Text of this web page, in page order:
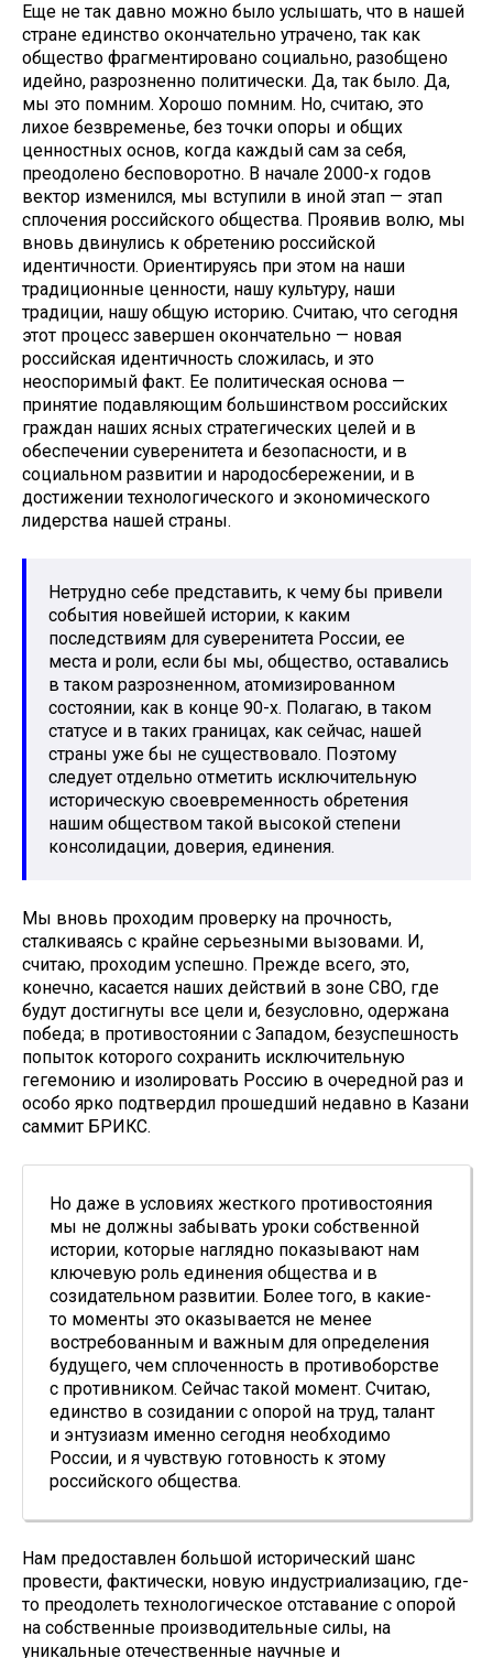
Еще не так давно можно было услышать, что в нашей
стране единство окончательно утрачено, так как
общество фрагментировано социально, разобщено
идейно, разрозненно политически. Да, так было. Да,
мы это помним. Хорошо помним. Но, считаю, это
лихое безвременье, без точки опоры и общих
ценностных основ, когда каждый сам за себя,
преодолено бесповоротно. В начале 2000-х годов
вектор изменился, мы вступили в иной этап — этап
сплочения российского общества. Проявив волю, мы
вновь двинулись к обретению российской
идентичности. Ориентируясь при этом на наши
традиционные ценности, нашу культуру, наши
традиции, нашу общую историю. Считаю, что сегодня
этот процесс завершен окончательно — новая
российская идентичность сложилась, и это
неоспоримый факт. Ее политическая основа —
принятие подавляющим большинством российских
граждан наших ясных стратегических целей и в
обеспечении суверенитета и безопасности, и в
социальном развитии и народосбережении, и в
достижении технологического и экономического
лидерства нашей страны.
Нетрудно себе представить, к чему бы привели
события новейшей истории, к каким
последствиям для суверенитета России, ее
места и роли, если бы мы, общество, оставались
в таком разрозненном, атомизированном
состоянии, как в конце 90-х. Полагаю, в таком
статусе и в таких границах, как сейчас, нашей
страны уже бы не существовало. Поэтому
следует отдельно отметить исключительную
историческую своевременность обретения
нашим обществом такой высокой степени
консолидации, доверия, единения.
Мы вновь проходим проверку на прочность,
сталкиваясь с крайне серьезными вызовами. И,
считаю, проходим успешно. Прежде всего, это,
конечно, касается наших действий в зоне СВО, где
будут достигнуты все цели и, безусловно, одержана
победа; в противостоянии с Западом, безуспешность
попыток которого сохранить исключительную
гегемонию и изолировать Россию в очередной раз и
особо ярко подтвердил прошедший недавно в Казани
саммит БРИКС.
Но даже в условиях жесткого противостояния
мы не должны забывать уроки собственной
истории, которые наглядно показывают нам
ключевую роль единения общества и в
созидательном развитии. Более того, в какие-
то моменты это оказывается не менее
востребованным и важным для определения
будущего, чем сплоченность в противоборстве
с противником. Сейчас такой момент. Считаю,
единство в созидании с опорой на труд, талант
и энтузиазм именно сегодня необходимо
России, и я чувствую готовность к этому
российского общества.
Нам предоставлен большой исторический шанс
провести, фактически, новую индустриализацию, где-
то преодолеть технологическое отставание с опорой
на собственные производительные силы, на
уникальные отечественные научные и